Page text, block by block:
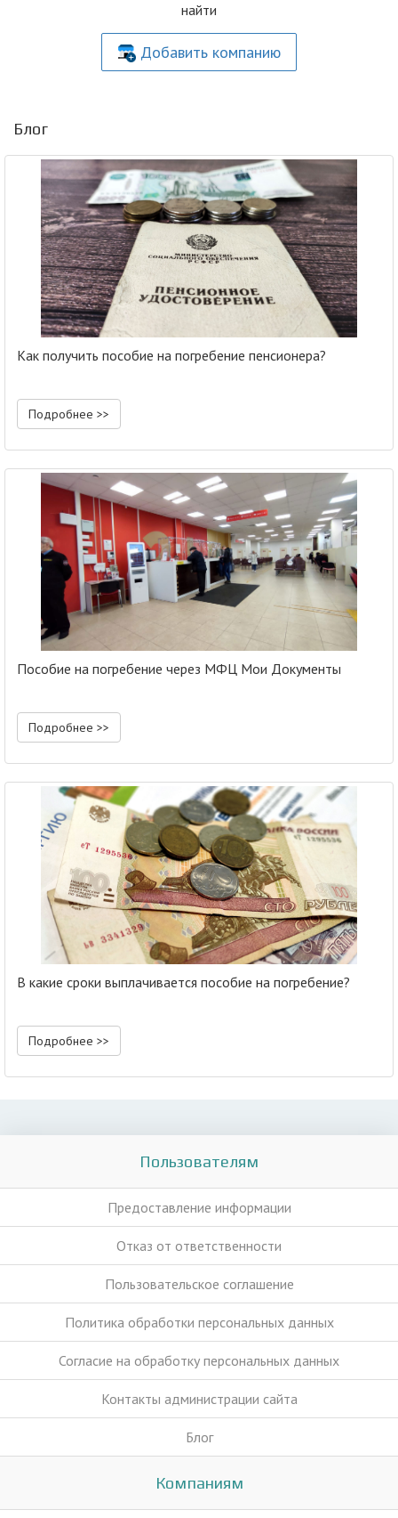
найти
Добавить компанию
Блог
Как получить пособие на погребение пенсионера?
Подробнее >>
Пособие на погребение через МФЦ Мои Документы
Подробнее >>
В какие сроки выплачивается пособие на погребение?
Подробнее >>
Пользователям
Предоставление информации
Отказ от ответственности
Пользовательское соглашение
Политика обработки персональных данных
Согласие на обработку персональных данных
Контакты администрации сайта
Блог
Компаниям